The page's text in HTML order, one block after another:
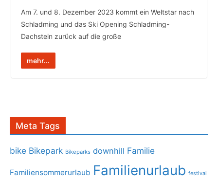
Am 7. und 8. Dezember 2023 kommt ein Weltstar nach
Schladming und das Ski Opening Schladming-
Dachstein zurück auf die große
mehr...
Meta Tags
bike Bikepark Bikeparks downhill Familie
Familiensommerurlaub Familienurlaub festival